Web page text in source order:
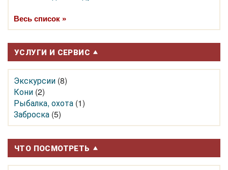
Весь список »
УСЛУГИ И СЕРВИС
Экскурсии (8)
Кони (2)
Рыбалка, охота (1)
Заброска (5)
ЧТО ПОСМОТРЕТЬ